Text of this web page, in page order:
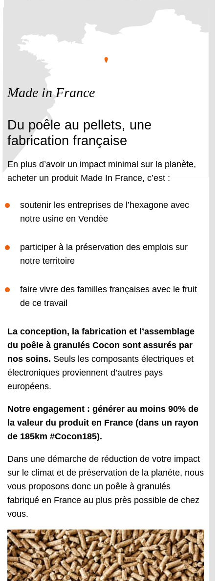
Made in France
Du poêle au pellets, une
fabrication française
En plus d’avoir un impact minimal sur la planète,
acheter un produit Made In France, c’est :
soutenir les entreprises de l’hexagone avec
notre usine en Vendée
participer à la préservation des emplois sur
notre territoire
faire vivre des familles françaises avec le fruit
de ce travail
La conception, la fabrication et l’assemblage
du poêle à granulés Cocon sont assurés par
nos soins. Seuls les composants électriques et
électroniques proviennent d’autres pays
européens.
Notre engagement : générer au moins 90% de
la valeur du produit en France (dans un rayon
de 185km #Cocon185).
Dans une démarche de réduction de votre impact
sur le climat et de préservation de la planète, nous
vous proposons donc un poêle à granulés
fabriqué en France au plus près possible de chez
vous.